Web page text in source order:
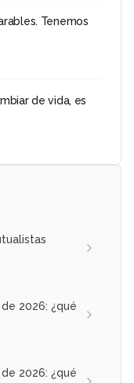
Tenemos
de vida, es
2026: ¿qué
2026: ¿qué